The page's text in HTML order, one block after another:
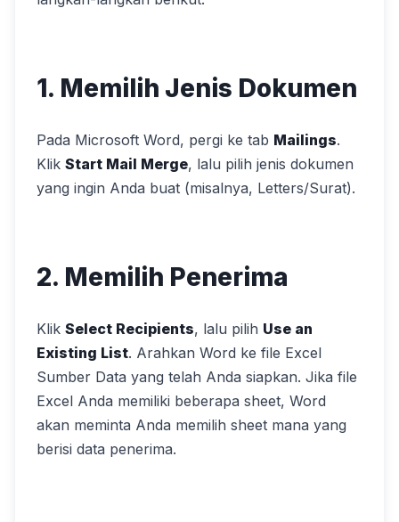
1. Memilih Jenis Dokumen
Pada Microsoft Word, pergi ke tab Mailings.
Klik Start Mail Merge, lalu pilih jenis dokumen
yang ingin Anda buat (misalnya, Letters/Surat).
2. Memilih Penerima
Klik Select Recipients, lalu pilih Use an
Existing List. Arahkan Word ke file Excel
Sumber Data yang telah Anda siapkan. Jika file
Excel Anda memiliki beberapa sheet, Word
akan meminta Anda memilih sheet mana yang
berisi data penerima.